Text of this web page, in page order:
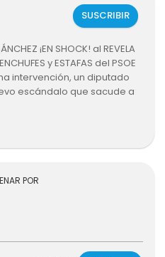
SUSCRIBIR
¡EN SHOCK! al REVELA
y ESTAFAS del PSOE
intervención, un diputado
escándalo que sacude a
expuso una serie de su
del PSOE en la región.
quien se ha visto en
#puntoblanco
POR